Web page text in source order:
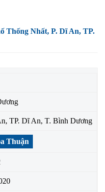
Thống Nhất, P. Dĩ An, TP.
TP. Dĩ An, T. Bình Dương
Thuận